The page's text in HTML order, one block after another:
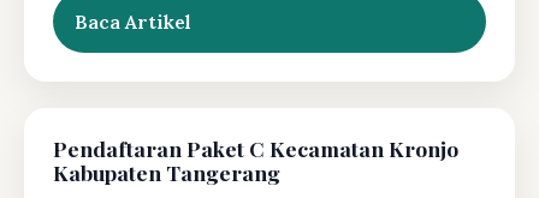
Baca Artikel
Pendaftaran Paket C Kecamatan Kronjo
Kabupaten Tangerang